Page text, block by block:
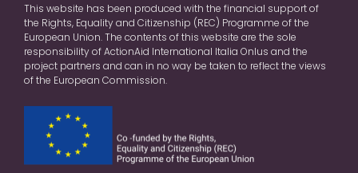
This website has been produced with the financial support of
the Rights, Equality and Citizenship (REC) Programme of the
European Union. The contents of this website are the sole
responsibility of ActionAid International Italia Onlus and the
project partners and can in no way be taken to reflect the views
of the European Commission.